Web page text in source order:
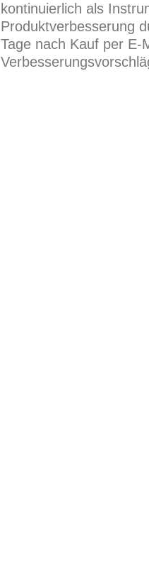
kontinuierlich als
Produktverbesserung
Tage nach Kauf per E-